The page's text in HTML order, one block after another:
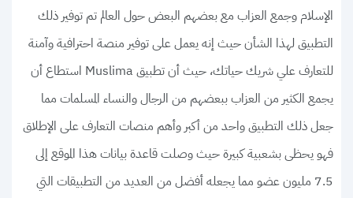
الإسلام وجمع العزاب مع بعضهم البعض حول العالم تم توفير ذلك
التطبيق لهذا الشأن حيث إنه يعمل على توفير منصة احترافية وآمنة
للتعارف علي شريك حياتك، حيث أن تطبيق Muslima استطاع أن
يجمع الكثير من العزاب ببعضهم من الرجال والنساء المسلمات مما
جعل ذلك التطبيق واحد من أكبر وأهم منصات التعارف على الإطلاق
فهو يحظى بشعبية كبيرة حيث وصلت قاعدة بيانات هذا الموقع إلى
7.5 مليون عضو مما يجعله أفضل من العديد من التطبيقات التي